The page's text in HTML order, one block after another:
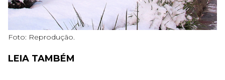
Foto: Reprodução.
LEIA TAMBÉM